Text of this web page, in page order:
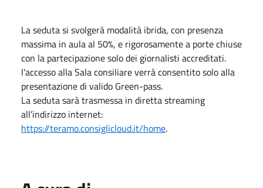
La seduta si svolgerà modalità ibrida, con presenza
massima in aula al 50%, e rigorosamente a porte chiuse
con la partecipazione solo dei giornalisti accreditati.
l'accesso alla Sala consiliare verrà consentito solo alla
presentazione di valido Green-pass.
La seduta sarà trasmessa in diretta streaming
all’indirizzo internet:
https://teramo.consiglicloud.it/home.